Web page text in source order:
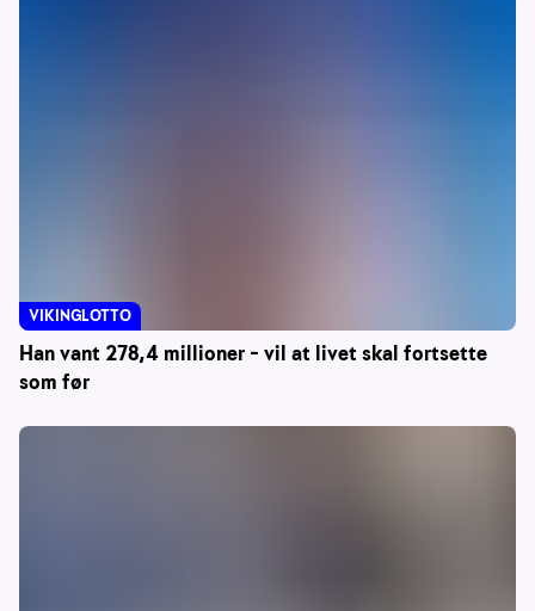
Han vant 278,4 millioner – vil at livet skal fortsette
som før
VIKINGLOTTO